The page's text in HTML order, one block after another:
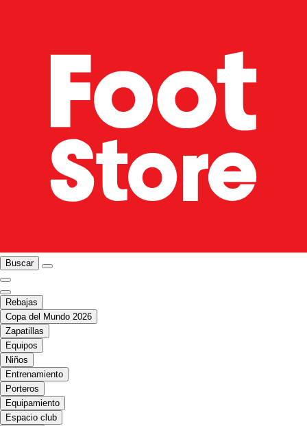
Buscar
Rebajas
Copa del Mundo 2026
Zapatillas
Equipos
Niños
Entrenamiento
Porteros
Equipamiento
Espacio club